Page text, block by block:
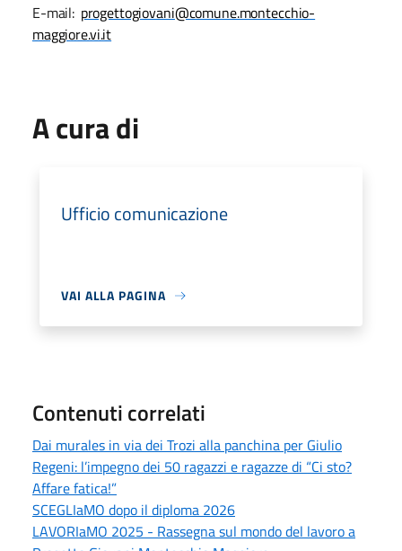
E-mail: progettogiovani@comune.montecchio-
maggiore.vi.it
A cura di
Ufficio comunicazione
VAI ALLA PAGINA
Contenuti correlati
Dai murales in via dei Trozi alla panchina per Giulio
Regeni: l’impegno dei 50 ragazzi e ragazze di “Ci sto?
Affare fatica!”
SCEGLIaMO dopo il diploma 2026
LAVORIaMO 2025 - Rassegna sul mondo del lavoro a